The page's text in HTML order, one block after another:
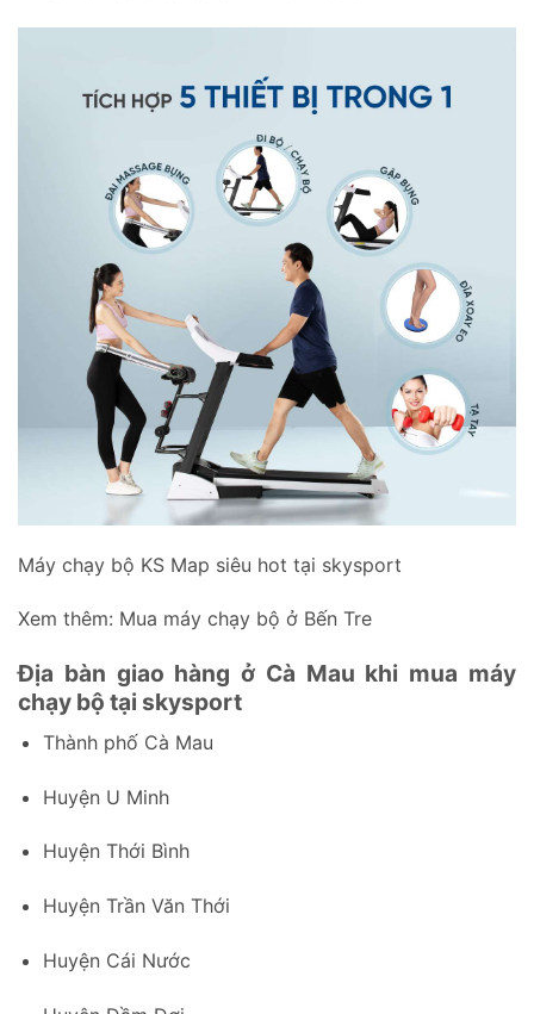
Máy chạy bộ KS Map siêu hot tại skysport
Xem thêm: Mua máy chạy bộ ở Bến Tre
Địa bàn giao hàng ở Cà Mau khi mua máy
chạy bộ tại skysport
Thành phố Cà Mau
Huyện U Minh
Huyện Thới Bình
Huyện Trần Văn Thới
Huyện Cái Nước